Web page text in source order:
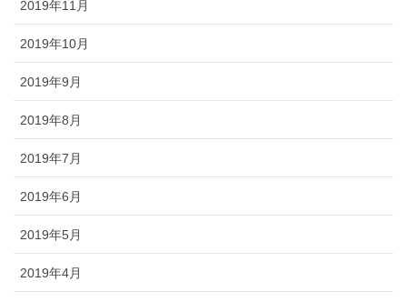
2019年11月
2019年10月
2019年9月
2019年8月
2019年7月
2019年6月
2019年5月
2019年4月